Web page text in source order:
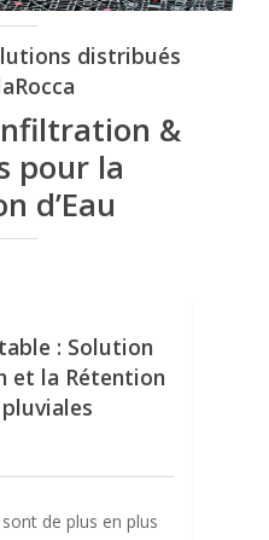
distribués
&
pour la
d’Eau
: Solution
et la Rétention
de plus en plus